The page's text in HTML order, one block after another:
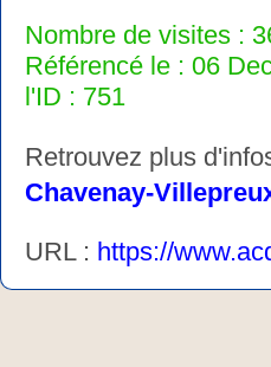
Nombre de visites :
Référencé le : 06
l'ID : 751
Retrouvez plus
Chavenay-
URL : https://